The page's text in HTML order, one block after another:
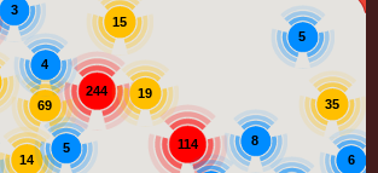
14
244
15
114
69
8
19
4
6
3
5
5
35